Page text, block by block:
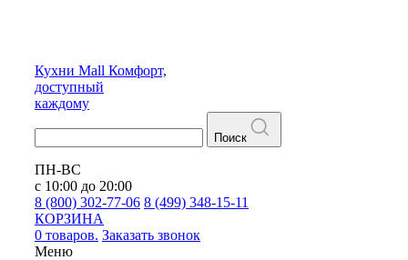
Кухни Mall Комфорт,
доступный
каждому
Поиск
ПН-ВС
с 10:00 до 20:00
8 (800) 302-77-06 8 (499) 348-15-11
КОРЗИНА
0 товаров. Заказать звонок
Меню